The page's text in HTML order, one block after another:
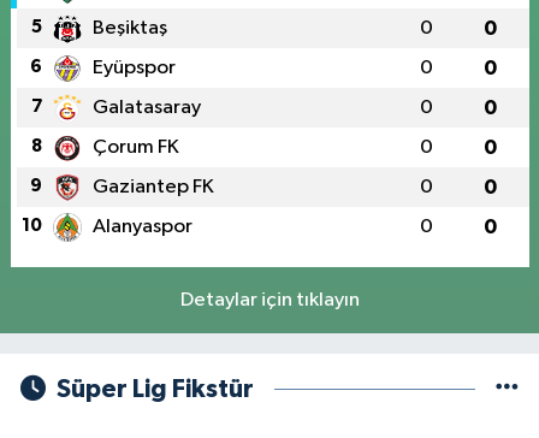
5 Beşiktaş 0 0
6 Eyüpspor 0 0
7 Galatasaray 0 0
8 Çorum FK 0 0
9 Gaziantep FK 0 0
10 Alanyaspor 0 0
Detaylar için tıklayın
Süper Lig Fikstür